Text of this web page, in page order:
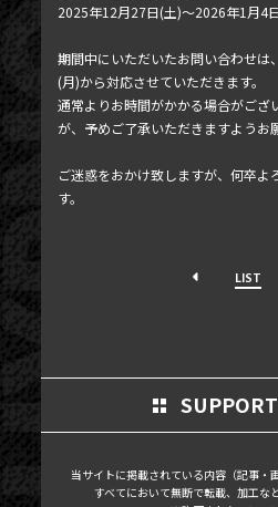
BLOG
MEMBER'S
2025年12月27日(土)～2026年1月4
期間中にいただいたお問い合わせは
(月)から対応させていただきます。
通常よりお時間がかかる場合がござ
が、予めご了承いただきますようお
ご迷惑をおかけ致しますが、何卒よ
す。
LIST
当サイトに掲載されている内容（記事・
すべてにおいて無断で転載、加工な